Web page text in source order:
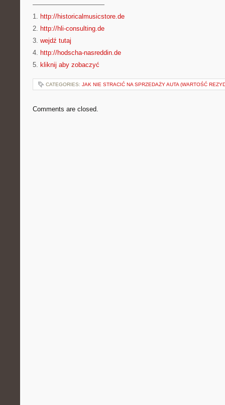
———————————
1. http://historicalmusicstore.de
2. http://hli-consulting.de
3. wejdź tutaj
4. http://hodscha-nasreddin.de
5. kliknij aby zobaczyć
CATEGORIES: JAK NIE STRACIĆ NA SPRZEDAŻY AUTA (WARTOŚĆ
Comments are closed.